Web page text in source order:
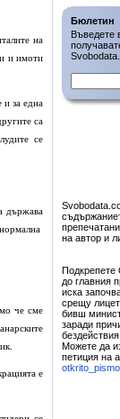
на
и имоти
и за една
са
се
държава
че сме
е
Бюлетин
Въведете
на автор и
Подкрепете
до главния
иска
срещу
бивш
заради
Можете да
петиция на